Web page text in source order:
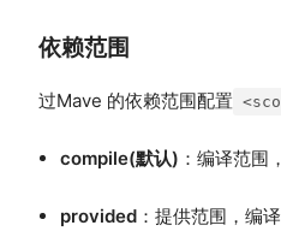
依赖范围
过Mave 的依赖范围配置
compile(默认) ：编译范围
provided ：提供范围，编